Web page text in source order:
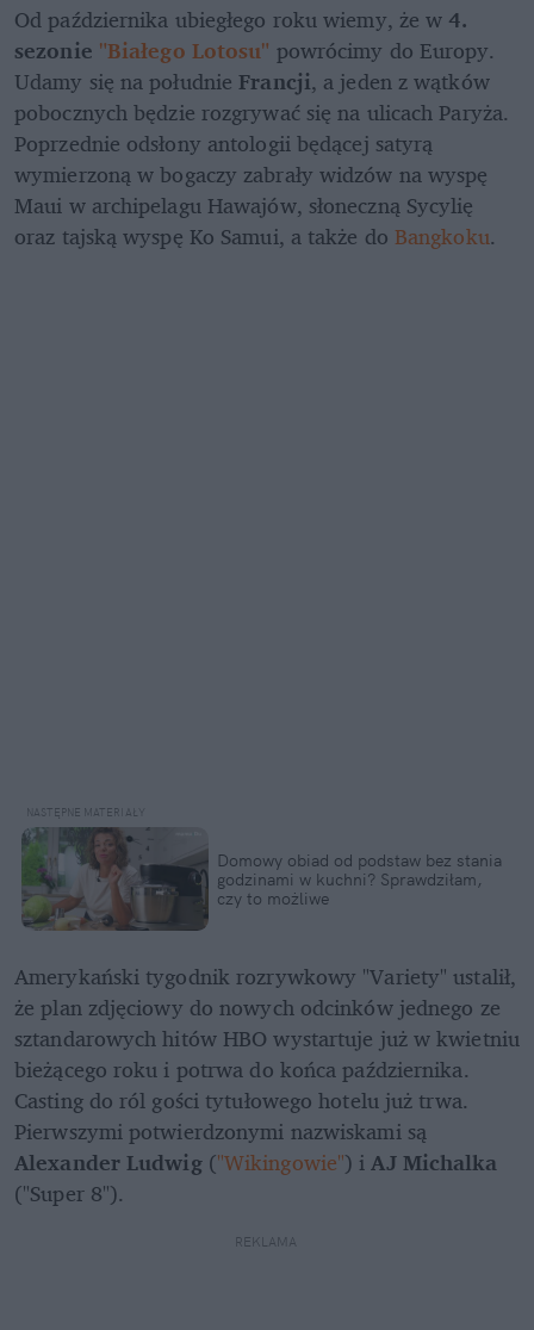
Od października ubiegłego roku wiemy, że w 4.
sezonie "Białego Lotosu" powrócimy do Europy.
Udamy się na południe Francji, a jeden z wątków
pobocznych będzie rozgrywać się na ulicach Paryża.
Poprzednie odsłony antologii będącej satyrą
wymierzoną w bogaczy zabrały widzów na wyspę
Maui w archipelagu Hawajów, słoneczną Sycylię
oraz tajską wyspę Ko Samui, a także do Bangkoku.
Domowy obiad od podstaw bez stania
godzinami w kuchni? Sprawdziłam,
czy to możliwe
Amerykański tygodnik rozrywkowy "Variety" ustalił,
że plan zdjęciowy do nowych odcinków jednego ze
sztandarowych hitów HBO wystartuje już w kwietniu
bieżącego roku i potrwa do końca października.
Casting do ról gości tytułowego hotelu już trwa.
Pierwszymi potwierdzonymi nazwiskami są
Alexander Ludwig ("Wikingowie") i AJ Michalka
("Super 8").
REKLAMA